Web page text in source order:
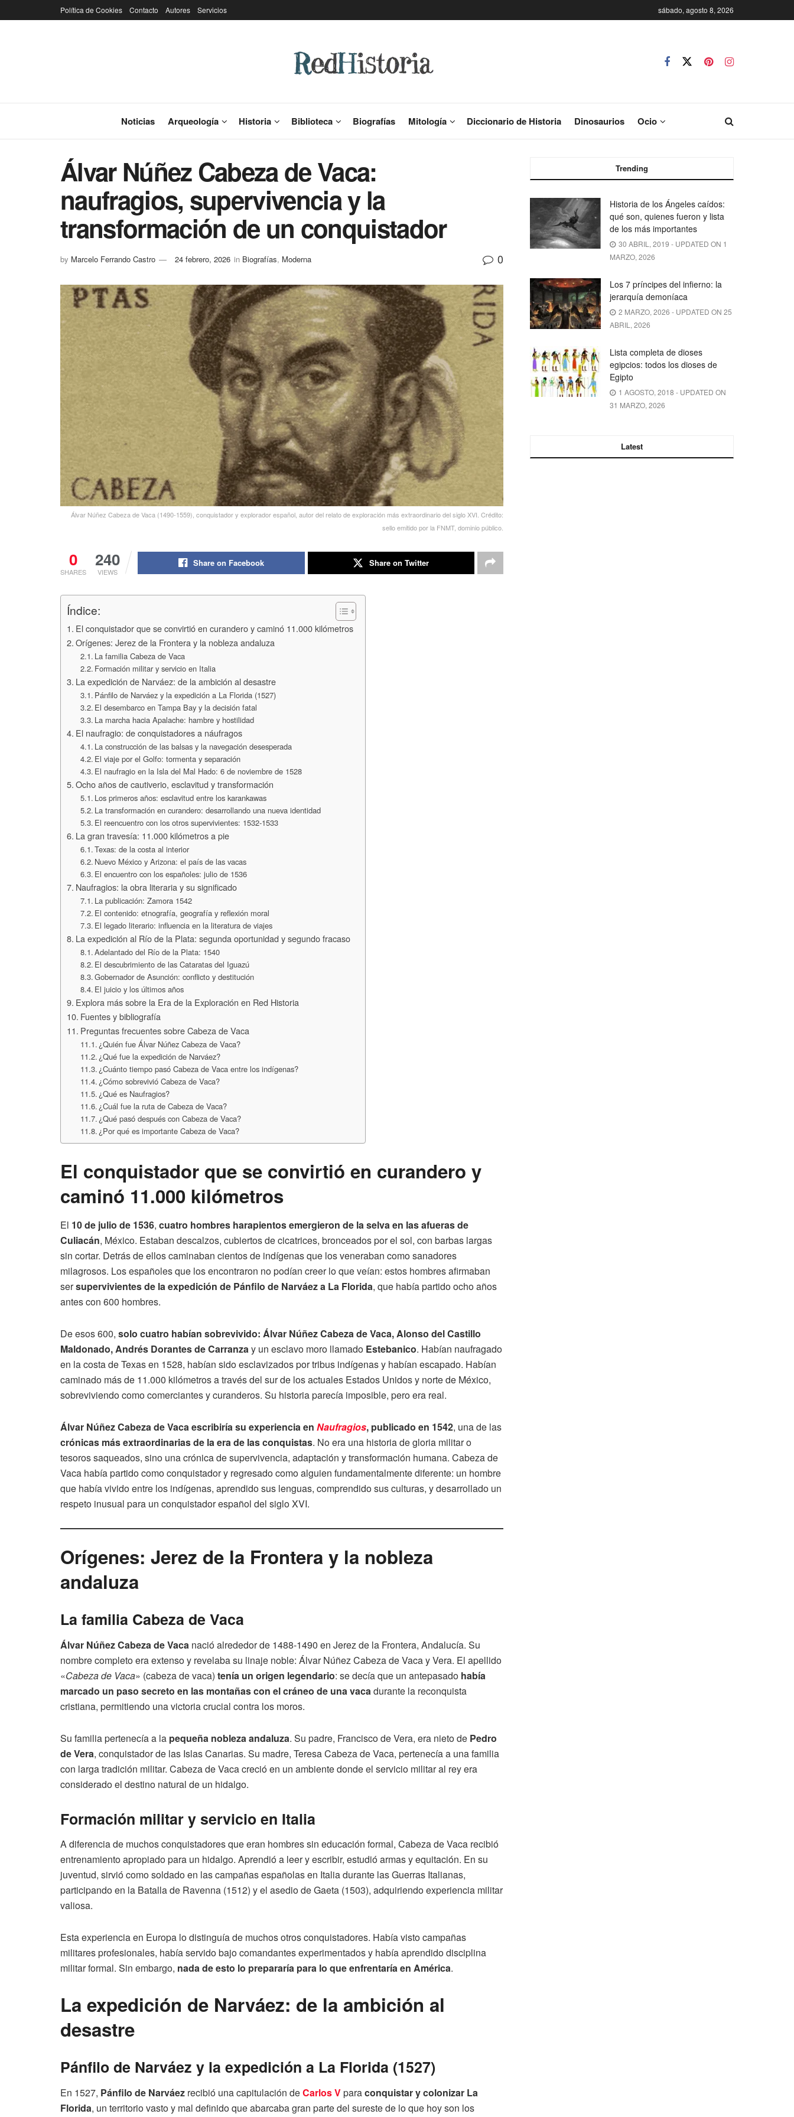
Política de Cookies Contacto Autores Servicios sábado, agosto 8, 2026
Noticias Arqueología Historia Biblioteca Biografías Mitología Diccionario de Historia Dinosaurios Ocio
Álvar Núñez Cabeza de Vaca:
naufragios, supervivencia y la
transformación de un conquistador
by Marcelo Ferrando Castro 24 febrero, 2026 in Biografías, Moderna 0
Álvar Núñez Cabeza de Vaca (1490-1559), conquistador y explorador español, autor del relato de exploración más extraordinario del siglo XVI. Crédito:
sello emitido por la FNMT, dominio público.
0
SHARES
240
VIEWS
Share on Facebook Share on Twitter
Índice:
El conquistador que se convirtió en curandero y caminó 11.000 kilómetros
Orígenes: Jerez de la Frontera y la nobleza andaluza
La familia Cabeza de Vaca
Formación militar y servicio en Italia
La expedición de Narváez: de la ambición al desastre
Pánfilo de Narváez y la expedición a La Florida (1527)
El desembarco en Tampa Bay y la decisión fatal
La marcha hacia Apalache: hambre y hostilidad
El naufragio: de conquistadores a náufragos
La construcción de las balsas y la navegación desesperada
El viaje por el Golfo: tormenta y separación
El naufragio en la Isla del Mal Hado: 6 de noviembre de 1528
Ocho años de cautiverio, esclavitud y transformación
Los primeros años: esclavitud entre los karankawas
La transformación en curandero: desarrollando una nueva identidad
El reencuentro con los otros supervivientes: 1532-1533
La gran travesía: 11.000 kilómetros a pie
Texas: de la costa al interior
Nuevo México y Arizona: el país de las vacas
El encuentro con los españoles: julio de 1536
Naufragios: la obra literaria y su significado
La publicación: Zamora 1542
El contenido: etnografía, geografía y reflexión moral
El legado literario: influencia en la literatura de viajes
La expedición al Río de la Plata: segunda oportunidad y segundo fracaso
Adelantado del Río de la Plata: 1540
El descubrimiento de las Cataratas del Iguazú
Gobernador de Asunción: conflicto y destitución
El juicio y los últimos años
Explora más sobre la Era de la Exploración en Red Historia
Fuentes y bibliografía
Preguntas frecuentes sobre Cabeza de Vaca
¿Quién fue Álvar Núñez Cabeza de Vaca?
¿Qué fue la expedición de Narváez?
¿Cuánto tiempo pasó Cabeza de Vaca entre los indígenas?
¿Cómo sobrevivió Cabeza de Vaca?
¿Qué es Naufragios?
¿Cuál fue la ruta de Cabeza de Vaca?
¿Qué pasó después con Cabeza de Vaca?
¿Por qué es importante Cabeza de Vaca?
El conquistador que se convirtió en curandero y
caminó 11.000 kilómetros
El 10 de julio de 1536, cuatro hombres harapientos emergieron de la selva en las afueras de
Culiacán, México. Estaban descalzos, cubiertos de cicatrices, bronceados por el sol, con barbas largas
sin cortar. Detrás de ellos caminaban cientos de indígenas que los veneraban como sanadores
milagrosos. Los españoles que los encontraron no podían creer lo que veían: estos hombres afirmaban
sersupervivientes de la expedición de Pánfilo de Narváez a La Florida, que había partido ocho años
antes con 600 hombres.
De esos 600, solo cuatro habían sobrevivido: Álvar Núñez Cabeza de Vaca, Alonso del Castillo
Maldonado, Andrés Dorantes de Carranzay un esclavo moro llamado Estebanico. Habían naufragado
en la costa de Texas en 1528, habían sido esclavizados por tribus indígenas y habían escapado. Habían
caminado más de 11.000 kilómetros a través del sur de los actuales Estados Unidos y norte de México,
sobreviviendo como comerciantes y curanderos. Su historia parecía imposible, pero era real.
Álvar Núñez Cabeza de Vaca escribiría su experiencia en Naufragios, publicado en 1542, una de las
crónicas más extraordinarias de la era de las conquistas. No era una historia de gloria militar o
tesoros saqueados, sino una crónica de supervivencia, adaptación y transformación humana. Cabeza de
Vaca había partido como conquistador y regresado como alguien fundamentalmente diferente: un hombre
que había vivido entre los indígenas, aprendido sus lenguas, comprendido sus culturas, y desarrollado un
respeto inusual para un conquistador español del siglo XVI.
Orígenes: Jerez de la Frontera y la nobleza
andaluza
La familia Cabeza de Vaca
Álvar Núñez Cabeza de Vaca nació alrededor de 1488-1490 en Jerez de la Frontera, Andalucía. Su
nombre completo era extenso y revelaba su linaje noble: Álvar Núñez Cabeza de Vaca y Vera. El apellido
«Cabeza de Vaca» (cabeza de vaca) tenía un origen legendario: se decía que un antepasado había
marcado un paso secreto en las montañas con el cráneo de una vacadurante la reconquista
cristiana, permitiendo una victoria crucial contra los moros.
Su familia pertenecía a la pequeña nobleza andaluza. Su padre, Francisco de Vera, era nieto de Pedro
de Vera, conquistador de las Islas Canarias. Su madre, Teresa Cabeza de Vaca, pertenecía a una familia
con larga tradición militar. Cabeza de Vaca creció en un ambiente donde el servicio militar al rey era
considerado el destino natural de un hidalgo.
Formación militar y servicio en Italia
A diferencia de muchos conquistadores que eran hombres sin educación formal, Cabeza de Vaca recibió
entrenamiento apropiado para un hidalgo. Aprendió a leer y escribir, estudió armas y equitación. En su
juventud, sirvió como soldado en las campañas españolas en Italia durante las Guerras Italianas,
participando en la Batalla de Ravenna (1512) y el asedio de Gaeta (1503), adquiriendo experiencia militar
valiosa.
Esta experiencia en Europa lo distinguía de muchos otros conquistadores. Había visto campañas
militares profesionales, había servido bajo comandantes experimentados y había aprendido disciplina
militar formal. Sin embargo, nada de esto lo prepararía para lo que enfrentaría en América.
La expedición de Narváez: de la ambición al
desastre
Pánfilo de Narváez y la expedición a La Florida (1527)
En 1527, Pánfilo de Narváez recibió una capitulación deCarlos Vparaconquistar y colonizar La
Florida, un territorio vasto y mal definido que abarcaba gran parte del sureste de lo que hoy son los
Trending
Historia de los Ángeles caídos:
qué son, quienes fueron y lista
de los más importantes
30 ABRIL, 2019 - UPDATED ON 1
MARZO, 2026
Los 7 príncipes del infierno: la
jerarquía demoníaca
2 MARZO, 2026 - UPDATED ON 25
ABRIL, 2026
Lista completa de dioses
egipcios: todos los dioses de
Egipto
1 AGOSTO, 2018 - UPDATED ON
31 MARZO, 2026
Latest